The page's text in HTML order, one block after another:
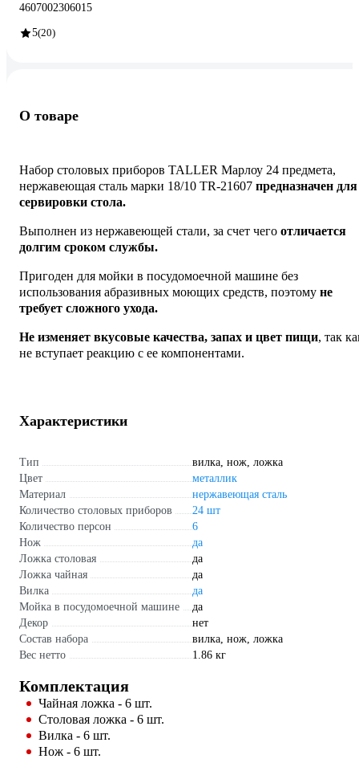
4607002306015
5(20)
О товаре
Набор столовых приборов TALLER Марлоу 24 предмета,
нержавеющая сталь марки 18/10 TR-21607 предназначен для
сервировки стола.
Выполнен из нержавеющей стали, за счет чего отличается
долгим сроком службы.
Пригоден для мойки в посудомоечной машине без
использования абразивных моющих средств, поэтому не
требует сложного ухода.
Не изменяет вкусовые качества, запах и цвет пищи, так
не вступает реакцию с ее компонентами.
Характеристики
Тип
вилка, нож, ложка
Цвет
металлик
Материал
нержавеющая сталь
Количество столовых приборов
24 шт
Количество персон
6
Нож
да
Ложка столовая
да
Ложка чайная
да
Вилка
да
Мойка в посудомоечной машине
да
Декор
нет
Состав набора
вилка, нож, ложка
Вес нетто
1.86 кг
Комплектация
Чайная ложка - 6 шт.
Столовая ложка - 6 шт.
Вилка - 6 шт.
Нож - 6 шт.